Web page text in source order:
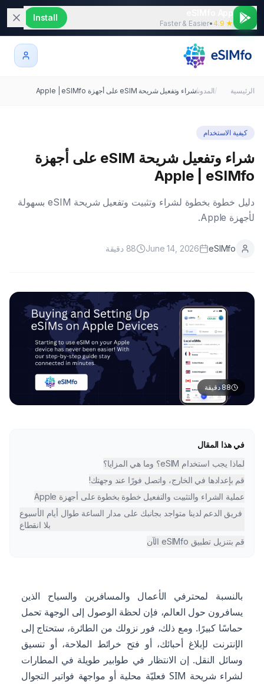
★ 4.9
•
Faster & Easier
Install
الرئيسية /المدونة
/شراء وتفعيل شريحة eSIM على أجهزة Apple | eSIMfo
كيفية الاستخدام
شراء وتفعيل شريحة eSIM على أجهزة
Apple | eSIMfo
دليل خطوة بخطوة لشراء وتثبيت وتفعيل شريحة eSIM بسهولة
لأجهزة Apple.
eSIMfo
June 14, 2026
88 دقيقة
88دقيقة
في هذا المقال
لماذا يجب استخدام eSIM؟ وما هي المزايا؟
قم بإعدادها في الخارج، واتصل فورًا عند وجهتك!
عملية الشراء والتثبيت والتفعيل خطوة بخطوة على أجهزة Apple
فريق الدعم لدينا متواجد بجانبك على مدار الساعة طوال أيام الأسبوع
بلا انقطاع
قم بتنزيل تطبيق eSIMfo الآن
بالنسبة لمحترفي الأعمال والمسافرين والسياح الذين
يسافرون حول العالم، فإن لحظة الوصول إلى الوجهة تحمل
حماسًا كبيرًا. ومع ذلك، فور نزولك من الطائرة، ستحتاج إلى
الإنترنت لإبلاغ أحبائك، أو فتح خرائط الملاحة، أو تنسيق
وسائل النقل. إن الانتظار في طوابير طويلة في المطارات
لشراء شريحة SIM فعليّة محلية أو مواجهة فواتير التجوال